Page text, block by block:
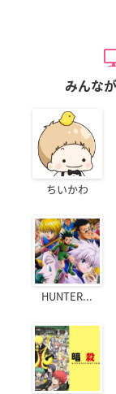
みんな
ちいかわ
HUNTER...